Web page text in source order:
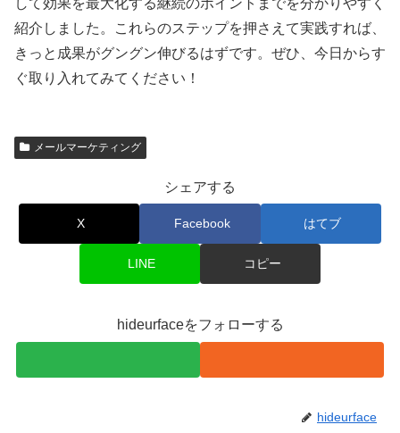
紹介しました。これらのステップを押さえて実践すれば、
きっと成果がグングン伸びるはずです。ぜひ、今日からす
ぐ取り入れてみてください！
メールマーケティング
シェアする
X Facebook はてブ
LINE コピー
hideurfaceをフォローする
hideurface